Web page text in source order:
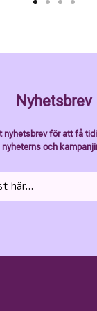
Nyhetsbrev
nyhetsbrev för att få
och